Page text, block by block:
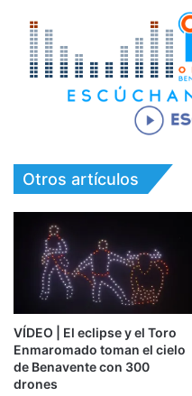
Otros artículos
VÍDEO | El eclipse y el Toro
Enmaromado toman el cielo
de Benavente con 300
drones